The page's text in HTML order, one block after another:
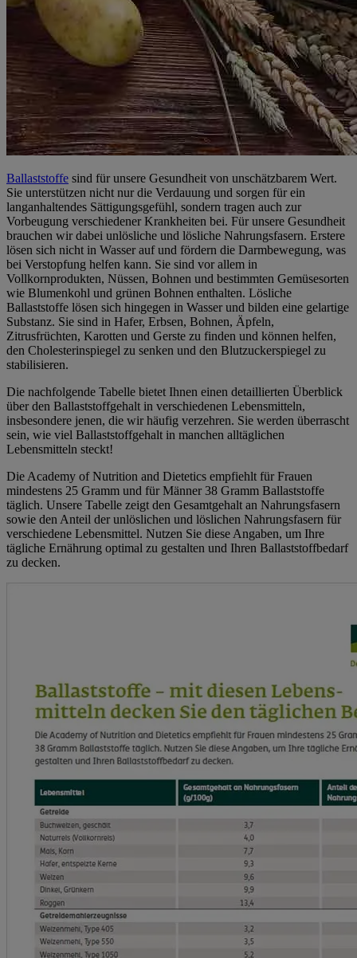
Ballaststoffe sind für unsere Gesundheit von unschätzbarem Wert.
Sie unterstützen nicht nur die Verdauung und sorgen für ein
langanhaltendes Sättigungsgefühl, sondern tragen auch zur
Vorbeugung verschiedener Krankheiten bei. Für unsere Gesundheit
brauchen wir dabei unlösliche und lösliche Nahrungsfasern. Erstere
lösen sich nicht in Wasser auf und fördern die Darmbewegung, was
bei Verstopfung helfen kann. Sie sind vor allem in
Vollkornprodukten, Nüssen, Bohnen und bestimmten Gemüsesorten
wie Blumenkohl und grünen Bohnen enthalten. Lösliche
Ballaststoffe lösen sich hingegen in Wasser und bilden eine gelartige
Substanz. Sie sind in Hafer, Erbsen, Bohnen, Äpfeln,
Zitrusfrüchten, Karotten und Gerste zu finden und können helfen,
den Cholesterinspiegel zu senken und den Blutzuckerspiegel zu
stabilisieren.
Die nachfolgende Tabelle bietet Ihnen einen detaillierten Überblick
über den Ballaststoffgehalt in verschiedenen Lebensmitteln,
insbesondere jenen, die wir häufig verzehren. Sie werden überrascht
sein, wie viel Ballaststoffgehalt in manchen alltäglichen
Lebensmitteln steckt!
Die Academy of Nutrition and Dietetics empfiehlt für Frauen
mindestens 25 Gramm und für Männer 38 Gramm Ballaststoffe
täglich. Unsere Tabelle zeigt den Gesamtgehalt an Nahrungsfasern
sowie den Anteil der unlöslichen und löslichen Nahrungsfasern für
verschiedene Lebensmittel. Nutzen Sie diese Angaben, um Ihre
tägliche Ernährung optimal zu gestalten und Ihren Ballaststoffbedarf
zu decken.